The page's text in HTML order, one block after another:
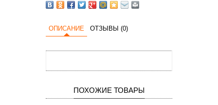
ОПИСАНИЕ ОТЗЫВЫ (0)
ПОХОЖИЕ ТОВАРЫ